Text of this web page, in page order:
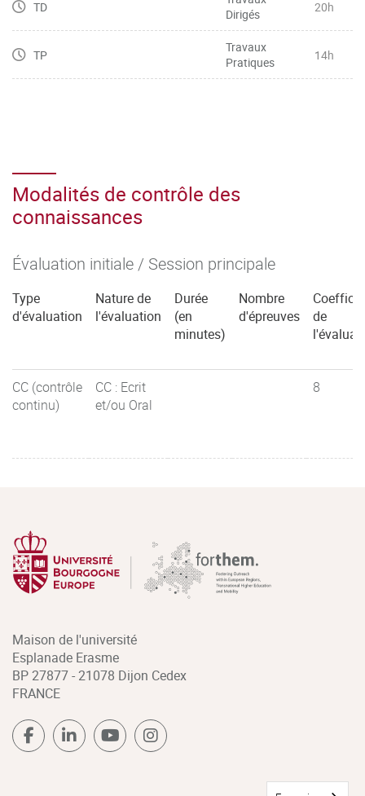
TD
Dirigés
20h
TP
Travaux
Pratiques
14h
Modalités de contrôle des
connaissances
Évaluation initiale / Session principale
Type
d'évaluation
Nature de
l'évaluation
Durée
(en
minutes)
Nombre
d'épreuves
de
CC (contrôle
continu)
CC : Ecrit
et/ou Oral
8
Maison de l'université
Esplanade Erasme
BP 27877 - 21078 Dijon Cedex
FRANCE